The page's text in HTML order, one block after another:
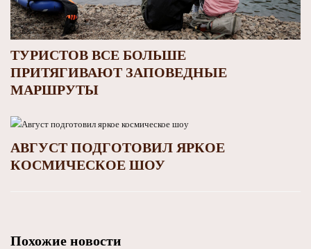
ТУРИСТОВ ВСЕ БОЛЬШЕ
ПРИТЯГИВАЮТ ЗАПОВЕДНЫЕ
МАРШРУТЫ
АВГУСТ ПОДГОТОВИЛ ЯРКОЕ
КОСМИЧЕСКОЕ ШОУ
Похожие новости